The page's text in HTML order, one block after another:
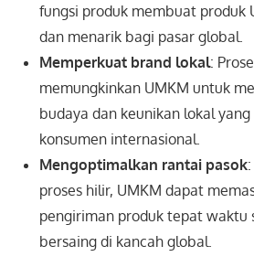
fungsi produk membuat produk
dan menarik bagi pasar global.
Memperkuat brand lokal:
memungkinkan UMKM untuk
budaya dan keunikan lokal
konsumen internasional.
Mengoptimalkan rantai pasok
proses hilir, UMKM dapat
pengiriman produk tepat waktu
bersaing di kancah global.